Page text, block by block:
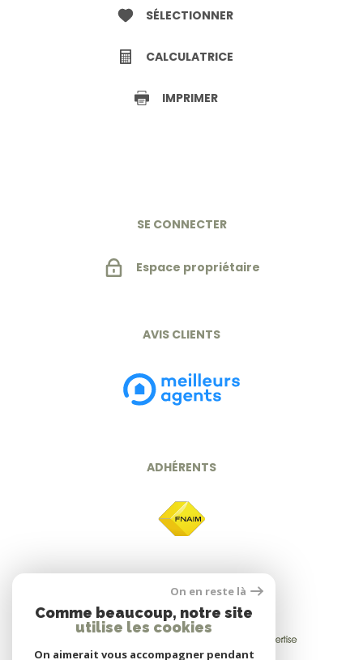
SÉLECTIONNER
CALCULATRICE
IMPRIMER
SE CONNECTER
Espace propriétaire
AVIS CLIENTS
ADHÉRENTS
On en reste là
Comme beaucoup, notre site
utilise les cookies
On aimerait vous accompagner pendant